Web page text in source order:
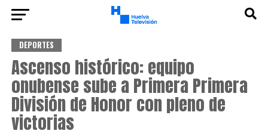
DEPORTES
Ascenso histórico: equipo
onubense sube a Primera Primera
División de Honor con pleno de
victorias